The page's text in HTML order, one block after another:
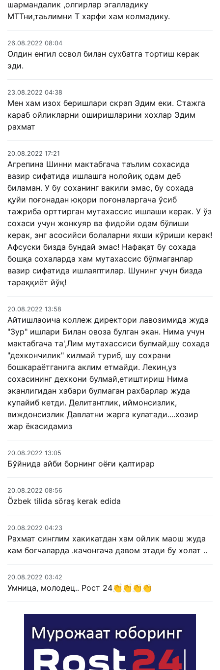
шармандалик ,олгирлар эгалладику
МТТни,таьлимни Т харфи хам колмадику.
26.08.2022 08:04
Олдин енгил ссвол билан сухбатга тортиш керак
эди.
23.08.2022 04:38
Мен хам изох беришлари скрап Эдим еки. Стажга
караб ойликларни оширишларини хохлар Эдим
рахмат
20.08.2022 17:21
Агрепина Шинни мактабгача таълим сохасида
вазир сифатида ишлашга нолойиқ одам деб
биламан. У бу соханинг вакили эмас, бу сохада
қуйи поғонадан юқори поғоналаргача ўсиб
тажриба орттирган мутахассис ишлаши керак. У ўз
сохаси учун жонкуяр ва фидойи одам бўлиши
керак, энг асосийси болаларни яхши кўриши керак!
Афсуски бизда бундай эмас! Нафақат бу сохада
бошқа сохаларда хам мутахассис бўлмаганлар
вазир сифатида ишлаяптилар. Шунинг учун бизда
тараққиёт йўқ!
20.08.2022 13:58
Айтишлаоича коллеж директори лавозимида жуда
"Зур" ишлари Билан овоза булган экан. Нима учун
мактабгача та',Лим мутахассиси булмай,шу сохада
"дехкончилик" килмай туриб, шу сохрани
бошкараётганига аклим етмайди. Лекин,уз
сохасининг дехкони булмай,етиштириш Нима
эканлигидан хабари булмаган рахбарлар жуда
купайиб кетди. Делитантлик, иймонсизлик,
виждонсизлик Давлатни жарга кулатади....хозир
жар ёкасидамиз
20.08.2022 13:05
Бўйнида айби борнинг оёғи қалтирар
20.08.2022 08:56
Özbek tilida söraş kerak edida
20.08.2022 04:23
Рахмат синглим хакикатдан хам ойлик маош жуда
кам богчаларда .качонгача давом этади бу холат ..
20.08.2022 03:42
Умница, молодец.. Рост 24👏👏👏👏